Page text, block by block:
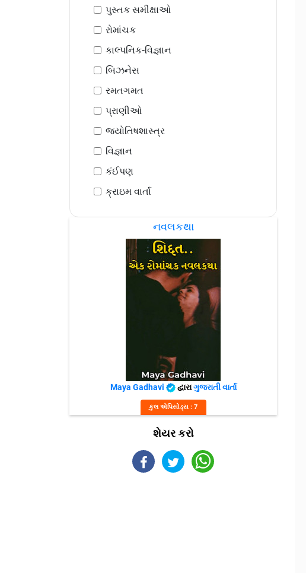
પુસ્તક સમીક્ષાઓ
રોમાંચક
કાલ્પનિક-વિજ્ઞાન
બિઝનેસ
રમતગમત
પ્રાણીઓ
જ્યોતિષશાસ્ત્ર
વિજ્ઞાન
કંઈપણ
ક્રાઇમ વાર્તા
નવલકથા
Maya Gadhavi દ્વારાગુજરાતી વાર્તા
કુલ એપિસોડ્સ : 7
શેયર કરો